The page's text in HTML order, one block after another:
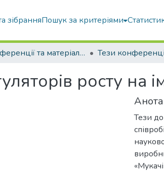
зібранняПошук за критеріями
Конференції та матеріали конференцій Тези
росту на
Тези